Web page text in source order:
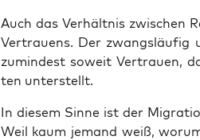
Auch das Ver­hält­nis zwi­schen
Ver­trau­ens. Der zwangs­läu­fig
zumin­dest soweit Ver­trau­en,
ten unterstellt.
In die­sem Sin­ne ist der
Weil kaum jemand weiß,